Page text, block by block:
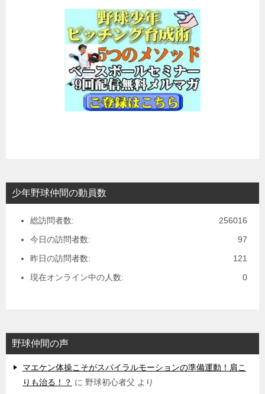
少年野球仲間の動員数
256016
総訪問者数:
97
今日の訪問者数:
121
昨日の訪問者数:
0
現在オンライン中の人数:
野球仲間の声
マエケン体操こそがスパイラルモーションの準備運動！肩こ
りも治る！？ に 野球初心者父 より